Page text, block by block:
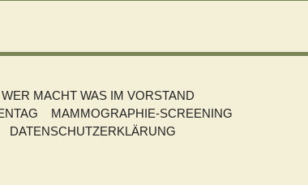
WER MACHT WAS IM VORSTAND
MAMMOGRAPHIE-SCREENING
DATENSCHUTZERKLÄRUNG